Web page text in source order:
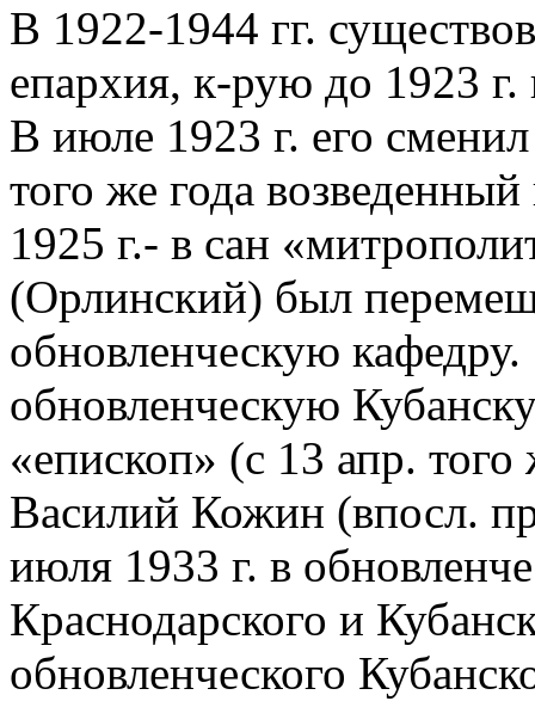
В 1922-1944 гг.
епархия, к-рую до 1923
В июле 1923 г. его
того же года
1925 г.- в сан
(Орлинский) был
обновленческую кафедру.
обновленческую
«епископ» (с 13 апр.
Василий Кожин (впосл.
июля 1933 г. в
Краснодарского и
обновленческого